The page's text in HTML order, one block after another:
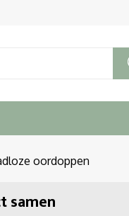
oordoppen
samen